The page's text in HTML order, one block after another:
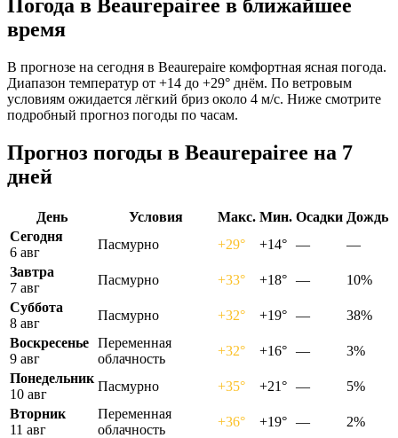
Погода в Beaurepaireе в ближайшее
время
В прогнозе на сегодня в Beaurepaire комфортная ясная погода.
Диапазон температур от +14 до +29° днём. По ветровым
условиям ожидается лёгкий бриз около 4 м/с. Ниже смотрите
подробный прогноз погоды по часам.
Прогноз погоды в Beaurepaireе на 7
дней
День Условия Макс. Мин. Осадки Дождь
Сегодня
6 авг
Пасмурно +29° +14° —
—
Завтра
7 авг
Пасмурно +33° +18° —
10%
Суббота
8 авг
Пасмурно +32° +19° —
38%
Воскресенье
9 авг
Переменная
облачность
+32° +16° —
3%
Понедельник
10 авг
Пасмурно +35° +21° —
5%
Вторник
11 авг
Переменная
облачность
+36° +19° —
2%